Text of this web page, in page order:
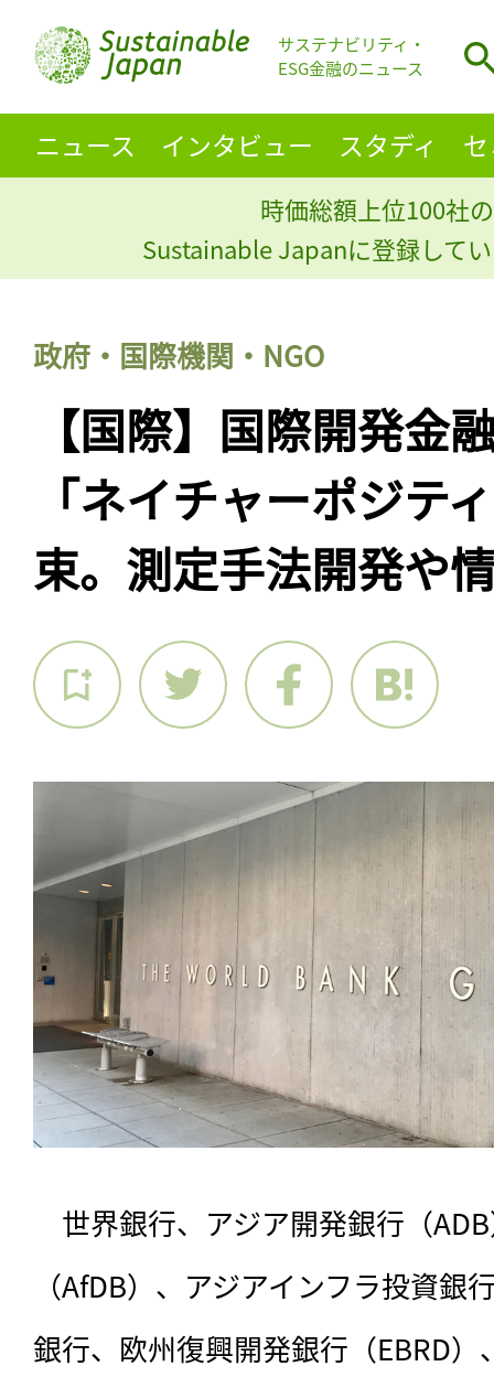
サステナビリティ・
ESG金融のニュース
ニュース インタビュー スタディ
時価総額上位100社
Sustainable Japanに登録して
政府・国際機関・NGO
【国際】国際開発金
「ネイチャーポジテ
束。測定手法開発や
世界銀行、アジア開発銀行（
（AfDB）、アジアインフラ投資銀
銀行、欧州復興開発銀行（EBRD）